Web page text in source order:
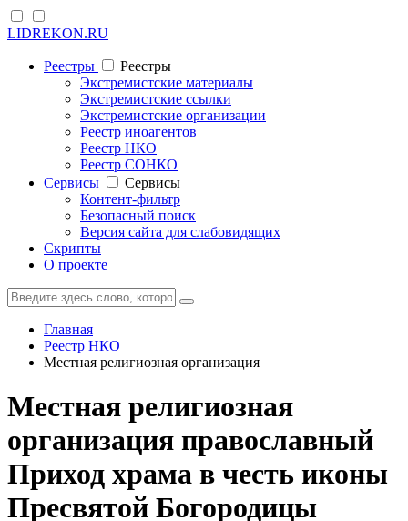
LIDREKON.RU
Реестры
Реестры
Экстремистские материалы
Экстремистские ссылки
Экстремистские организации
Реестр иноагентов
Реестр НКО
Реестр СОНКО
Cервисы
Cервисы
Контент-фильтр
Безопасный поиск
Версия сайта для слабовидящих
Скрипты
О проекте
Главная
Реестр НКО
Местная религиозная организация
Местная религиозная
организация православный
Приход храма в честь иконы
Пресвятой Богородицы